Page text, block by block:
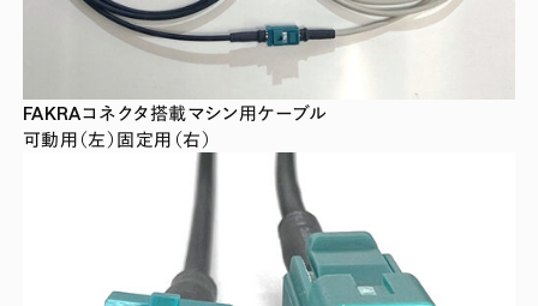
FAKRAコネクタ搭載マシン用ケーブル
可動用（左）固定用（右）